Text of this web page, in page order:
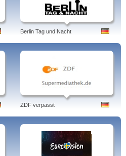
Berlin Tag und Nacht
ZDF verpasst